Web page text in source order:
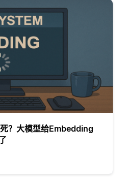
？大模型给Embedding